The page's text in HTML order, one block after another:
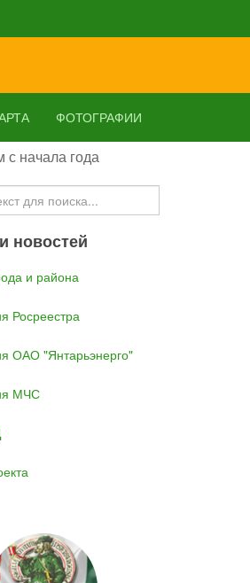
ФОТОГРАФИИ
с начала года
новостей
и района
Росреестра
ОАО "Янтарьэнерго"
МЧС